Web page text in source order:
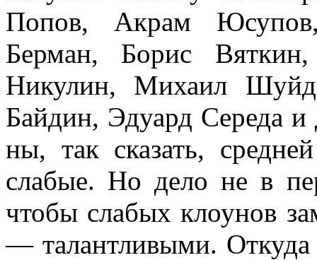
Попов, Акрам
Берман, Борис
Никулин, Михаил
Байдин, Эдуард Середа
ны, так сказать,
слабые. Но дело не в
чтобы слабых клоунов
— талантли­выми. Откуда